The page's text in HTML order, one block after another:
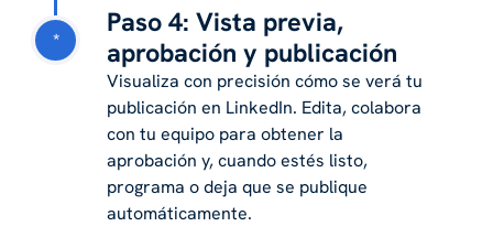
*
Paso 4: Vista previa,
aprobación y publicación
Visualiza con precisión cómo se verá tu
publicación en LinkedIn. Edita, colabora
con tu equipo para obtener la
aprobación y, cuando estés listo,
programa o deja que se publique
automáticamente.